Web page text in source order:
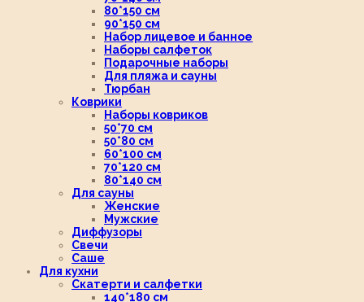
80*150 см
90*150 см
Набор лицевое и банное
Наборы салфеток
Подарочные наборы
Для пляжа и сауны
Тюрбан
Коврики
Наборы ковриков
50*70 см
50*80 см
60*100 см
70*120 см
80*140 см
Для сауны
Женские
Мужские
Диффузоры
Свечи
Саше
Для кухни
Скатерти и салфетки
140*180 см